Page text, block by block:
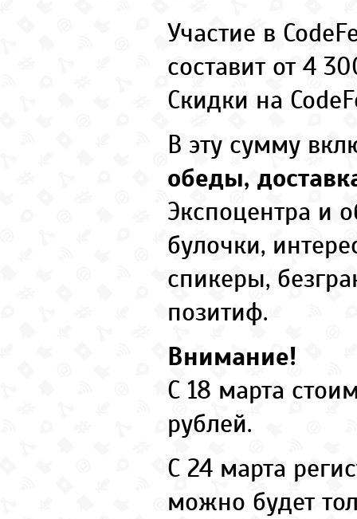
Участие в
составит от 4
Скидки на
В эту сумму
обеды,
Экспоцентра и
булочки,
спикеры,
позитиф.
Внимание!
С 18 марта
рублей.
С 24 марта
можно будет